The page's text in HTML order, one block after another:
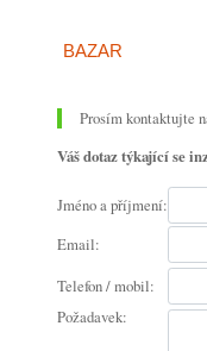
BAZAR
Prosím kontaktujte
Váš dotaz týkající se
Jméno a příjmení:
Email:
Telefon / mobil:
Požadavek: